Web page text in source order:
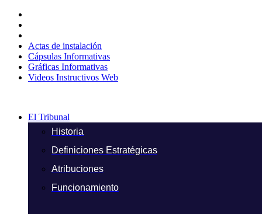
contenido
Actas de instalación
Cápsulas Informativas
Gráficas Informativas
Videos Instructivos Web
El Tribunal
Historia
Definiciones Estratégicas
Atribuciones
Funcionamiento